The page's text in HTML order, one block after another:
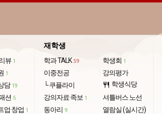
뷰 1
1
담 19
션 5
업·창업 1
재학생
학과 TALK 59
이중전공
└ 쿠플라이
강의자료·족보 1
동아리 9
학생회 1
강의평가
restaurant 학생식당
셔틀버스 노선
열람실 (실시간)